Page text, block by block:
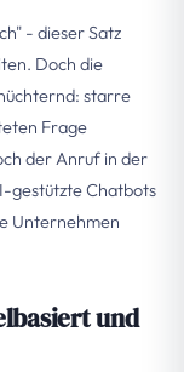
- dieser Satz
Doch die
starre
Frage
der Anruf in der
gestützte Chatbots
Unternehmen
und